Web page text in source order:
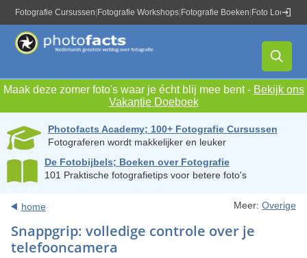
Fotografie Cursussen Fotografie Workshops Fotografie Boeken Foto Locaties
Maak deze zomer foto's waar je écht blij mee bent - Bekijk ons
Vakantie Doeboek
Photofacts Academy; 100+ Fotografie Cursussen
Fotograferen wordt makkelijker en leuker
De Fotobijbels; Boeken over Fotografie
101 Praktische fotografietips voor betere foto's
home Meer:Overige
Snappgrip: volledige controle over je
telefooncamera